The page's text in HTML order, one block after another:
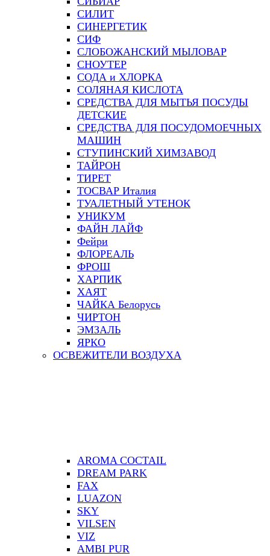
СИЛИТ
СИНЕРГЕТИК
СИФ
СЛОБОЖАНСКИЙ МЫЛОВАР
СНОУТЕР
СОДА и ХЛОРКА
СОЛЯНАЯ КИСЛОТА
СРЕДСТВА ДЛЯ МЫТЬЯ ПОСУДЫ
ДЕТСКИЕ
СРЕДСТВА ДЛЯ ПОСУДОМОЕЧНЫХ
МАШИН
СТУПИНСКИЙ ХИМЗАВОД
ТАЙРОН
ТИРЕТ
ТОСВАР Италия
ТУАЛЕТНЫЙ УТЕНОК
УНИКУМ
ФАЙН ЛАЙФ
Фейри
ФЛОРЕАЛЬ
ФРОШ
ХАРПИК
ХАЯТ
ЧАЙКА Белорусь
ЧИРТОН
ЭМЗАЛЬ
ЯРКО
ОСВЕЖИТЕЛИ ВОЗДУХА
AROMA COCTAIL
DREAM PARK
FAX
LUAZON
SKY
VILSEN
VIZ
АMBI PUR